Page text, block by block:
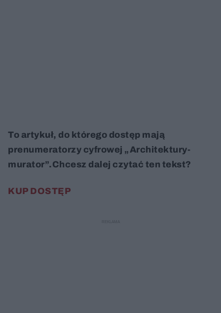
To artykuł, do którego dostęp mają
prenumeratorzy cyfrowej „Architektury-
murator”.Chcesz dalej czytać ten tekst?
KUP DOSTĘP